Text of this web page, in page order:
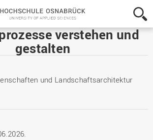
Hochschule
Osnabrück
-
University
Applied
verstehen und
gestalten
und Landschaftsarchitektur